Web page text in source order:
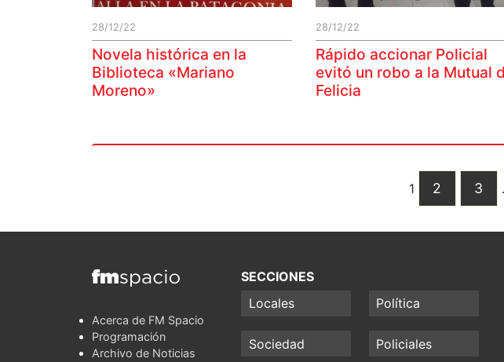
28/12/22
Novela histórica en la
Biblioteca «Mariano
Moreno»
28/12/22
Rápido accionar Policial
evitó un robo a la Mutual
Felicia
1 2 3
Acerca de FM Spacio
Programación
Archivo de Noticias
SECCIONES
Locales
Política
Sociedad Policiales